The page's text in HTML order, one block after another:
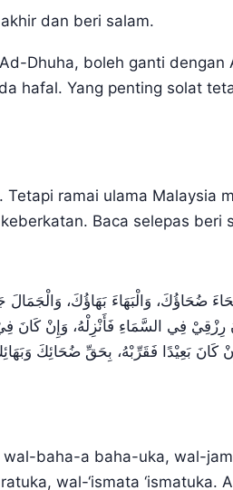
dan beri salam.
Dhuha, boleh ganti dengan
hafal. Yang penting solat
ramai ulama Malaysia
Baca selepas beri
ضُحَاؤُكَ، وَالْبَهَاءَ بَهَاؤُكَ،
رِزْقِيْ فِي السَّمَاءِ فَأَنْزِلْهُ، وَإِنْ كَانَ
كَانَ بَعِيْدًا فَقَرِّبْهُ، بِحَقِّ ضُحَائِكَ
baha-a baha-uka, wal-
wal-‘ismata ‘ismatuka.